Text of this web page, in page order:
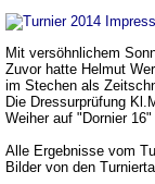
Mit versöhnlichem
Zuvor hatte Helmut
im Stechen als
Die Dressurprüfung
Weiher auf "Dornier
Alle Ergebnisse vom
Bilder von den